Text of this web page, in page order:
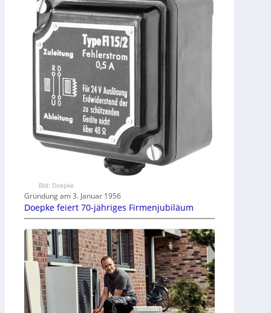
Bild: Doepke
Gründung am 3. Januar 1956
Doepke feiert 70-jähriges Firmenjubiläum